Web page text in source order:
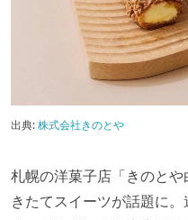
出典:株式会社きのとや
札幌の洋菓子店「きのと
きたてスイーツが話題に